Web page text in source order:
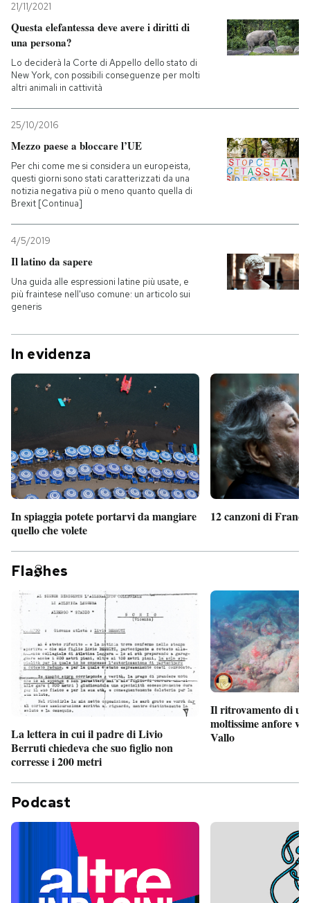
21/11/2021
Questa elefantessa deve avere i diritti di
una persona?
Lo deciderà la Corte di Appello dello stato di
New York, con possibili conseguenze per molti
altri animali in cattività
25/10/2016
Mezzo paese a bloccare l’UE
Per chi come me si considera un europeista,
questi giorni sono stati caratterizzati da una
notizia negativa più o meno quanto quella di
Brexit [Continua]
4/5/2019
Il latino da sapere
Una guida alle espressioni latine più usate, e
più fraintese nell'uso comune: un articolo sui
generis
In evidenza
In spiaggia potete portarvi da mangiare
quello che volete
12 canzoni di
Fla hes
La lettera in cui il padre di Livio
Berruti chiedeva che suo figlio non
corresse i 200 metri
Il ritrovamento di
moltissime anfore
Vallo
Podcast